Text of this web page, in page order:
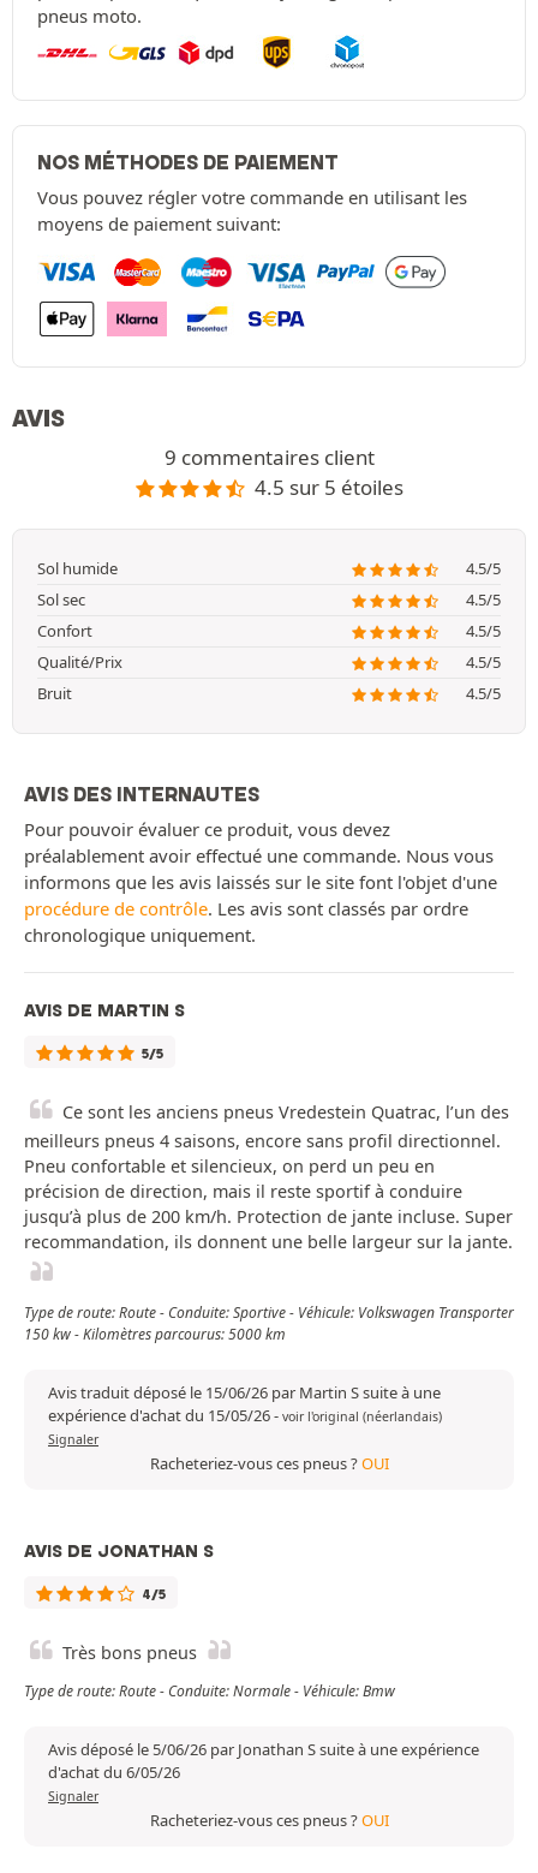
pneus moto.
NOS MÉTHODES DE PAIEMENT
Vous pouvez régler votre commande en utilisant les
moyens de paiement suivant:
AVIS
9 commentaires client
4.5 sur 5 étoiles
Sol humide
4.5/5
Sol sec
4.5/5
Confort
4.5/5
Qualité/Prix
4.5/5
Bruit
4.5/5
AVIS DES INTERNAUTES
Pour pouvoir évaluer ce produit, vous devez
préalablement avoir effectué une commande. Nous vous
informons que les avis laissés sur le site font l'objet d'une
procédure de contrôle. Les avis sont classés par ordre
chronologique uniquement.
AVIS DE MARTIN S
5/5
Ce sont les anciens pneus Vredestein Quatrac, l’un des
meilleurs pneus 4 saisons, encore sans profil directionnel.
Pneu confortable et silencieux, on perd un peu en
précision de direction, mais il reste sportif à conduire
jusqu’à plus de 200 km/h. Protection de jante incluse. Super
recommandation, ils donnent une belle largeur sur la jante.
Type de route: Route - Conduite: Sportive - Véhicule: Volkswagen Transporter
150 kw - Kilomètres parcourus: 5000 km
Avis traduit déposé le 15/06/26 par Martin S suite à une
expérience d'achat du 15/05/26- voir l'original (néerlandais)
Signaler
Racheteriez-vous ces pneus ?OUI
AVIS DE JONATHAN S
4/5
Très bons pneus
Type de route: Route - Conduite: Normale - Véhicule: Bmw
Avis déposé le 5/06/26 par Jonathan S suite à une expérience
d'achat du 6/05/26
Signaler
Racheteriez-vous ces pneus ?OUI